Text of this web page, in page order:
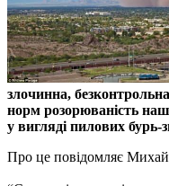
злочинна,
норм розорюваність
у вигляді пилових
Про це повідомляє